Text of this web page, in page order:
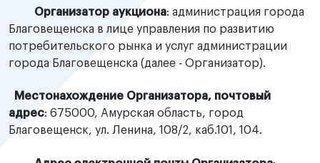
Организатор аукциона: администрация города
Благовещенска в лице управления по развитию
потребительского рынка и услуг администрации
города Благовещенска (далее - Организатор).
Местонахождение Организатора, почтовый
адрес: 675000, Амурская область, город
Благовещенск, ул. Ленина, 108/2, каб.101, 104.